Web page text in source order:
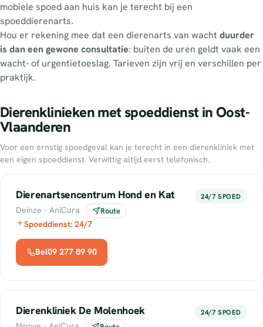
mobiele spoed aan huis kan je terecht bij een
spoeddierenarts.
Hou er rekening mee dat een dierenarts van wacht duurder
is dan een gewone consultatie: buiten de uren geldt vaak een
wacht- of urgentietoeslag. Tarieven zijn vrij en verschillen per
praktijk.
Dierenklinieken met spoeddienst in Oost-
Vlaanderen
Voor een ernstig spoedgeval kan je terecht in een dierenkliniek met
een eigen spoeddienst. Verwittig altijd eerst telefonisch.
Dierenartsencentrum Hond en Kat 24/7 SPOED
Deinze · AniCura Route
Spoeddienst: 24/7
Bel09 277 89 90
Dierenkliniek De Molenhoek 24/7 SPOED